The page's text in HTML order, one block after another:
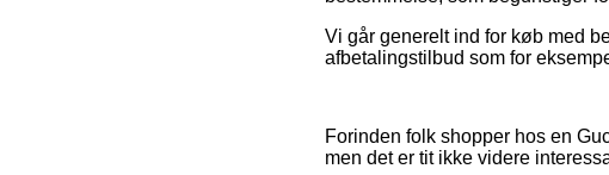
Vi går generelt ind for køb med
afbetalingstilbud som for
Forinden folk shopper hos en
men det er tit ikke videre